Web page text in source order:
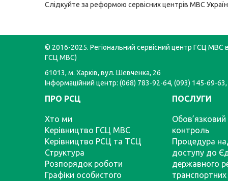
Cлідкуйте за реформою сервісних центрів МВС
© 2016-2025. Регіональний сервісний центр ГСЦ МВС в
ГСЦ МВС)
61013, м. Харків, вул. Шевченка, 26
Інформаційний центр: (068) 783-92-64, (093) 145-69-
ПРО РСЦ
Хто ми
Керівництво ГСЦ МВС
Керівництво РСЦ та ТСЦ
Структура
Розпорядок роботи
Графіки особистого
ПОСЛУГИ
Обов’язковий
контроль
Процедура
доступу до
державного
транспортних